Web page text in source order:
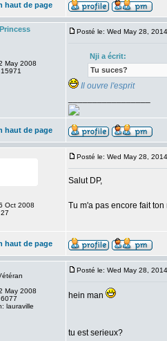
haut de page
May 2008
Posté le: Wed May 28,
Nji a écrit:
Tu suces?
Il ouvre l'esprit
haut de page
Oct 2008
Posté le: Wed May 28,
Salut DP,
Tu m'a pas encore fait ton
haut de page
May 2008
lauraville
Posté le: Wed May 28,
hein man
tu est serieux?